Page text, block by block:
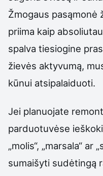
Žmogaus pasąmonė
priima kaip
spalva tiesiogine
žievės aktyvumą,
kūnui atsipalaiduoti.
Jei planuojate
parduotuvėse
„molis“, „marsala“ ar
sumaišyti sudėtingą